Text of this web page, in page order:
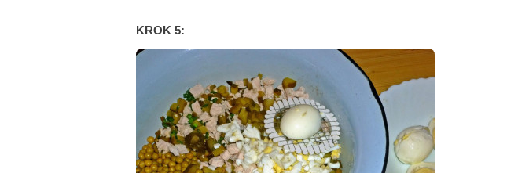
KROK 5: